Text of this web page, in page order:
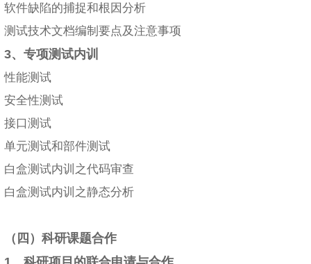
软件缺陷的捕捉和根因分析
测试技术文档编制要点及注意事项
3、专项测试内训
性能测试
安全性测试
接口测试
单元测试和部件测试
白盒测试内训之代码审查
白盒测试内训之静态分析
（四）科研课题合作